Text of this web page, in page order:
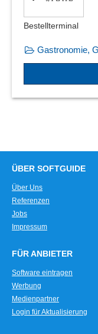
Steuerung der
Talon-Druck
Touchscreen
Wechselgeld
ZVT-Schnittstelle
Bestellterminal
Gastronomie,
ÜBER SOFTGUIDE
Über Uns
Referenzen
Jobs
Impressum
FÜR ANBIETER
Software eintragen
Werbung
Medienpartner
Login für Aktualisierung